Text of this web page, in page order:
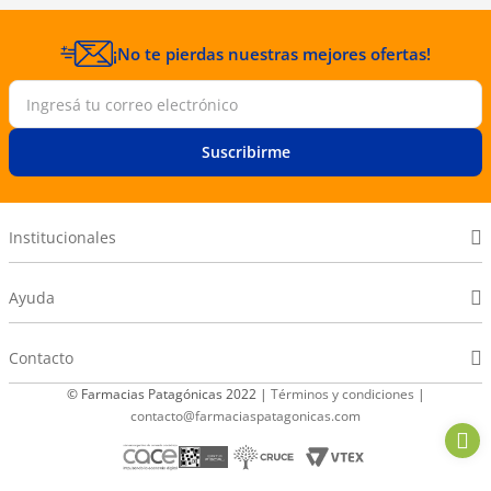
¡No te pierdas nuestras mejores ofertas!
Suscribirme
Institucionales
Ayuda
Contacto
© Farmacias Patagónicas 2022 | Términos y condiciones |
contacto@farmaciaspatagonicas.com